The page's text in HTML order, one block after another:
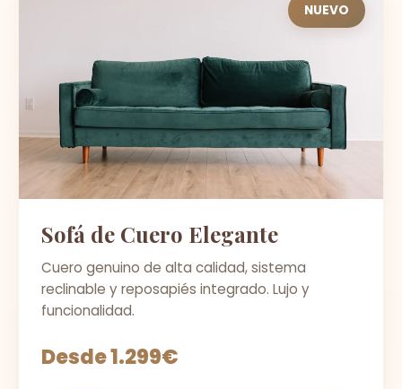
NUEVO
Sofá de Cuero Elegante
Cuero genuino de alta calidad, sistema
reclinable y reposapiés integrado. Lujo y
funcionalidad.
Desde 1.299€